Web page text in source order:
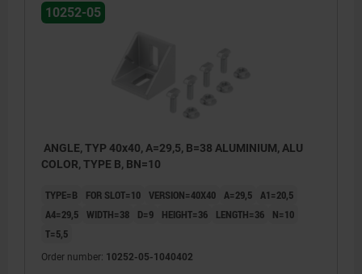
10252-05
ANGLE, TYP 40x40, A=29,5, B=38 ALUMINIUM, ALU
COLOR, TYPE B, BN=10
TYPE=B FOR SLOT=10 VERSION=40X40 A=29,5 A1=20,5
A4=29,5 WIDTH=38 D=9 HEIGHT=36 LENGTH=36
N=10
T=5,5
Order number: 10252-05-1040402